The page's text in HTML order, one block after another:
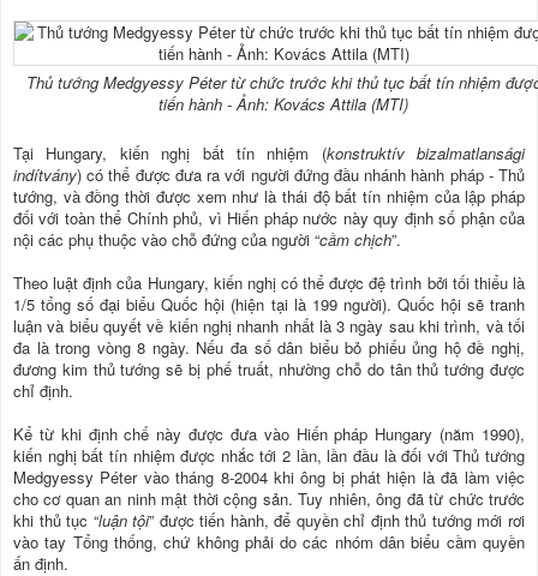
Thủ tướng Medgyessy Péter từ chức trước khi thủ tục bất tín nhiệm
tiến hành - Ảnh: Kovács Attila (MTI)
Tại Hungary, kiến nghị bất tín nhiệm (konstruktív bizalmatlansági
indítvány) có thể được đưa ra với người đứng đầu nhánh hành pháp - Thủ
tướng, và đồng thời được xem như là thái độ bất tín nhiệm của lập pháp
đối với toàn thể Chính phủ, vì Hiến pháp nước này quy định số phận của
nội các phụ thuộc vào chỗ đứng của người “cầm chịch”.
Theo luật định của Hungary, kiến nghị có thể được đệ trình bởi tối thiểu là
1/5 tổng số đại biểu Quốc hội (hiện tại là 199 người). Quốc hội sẽ tranh
luận và biểu quyết về kiến nghị nhanh nhất là 3 ngày sau khi trình, và tối
đa là trong vòng 8 ngày. Nếu đa số dân biểu bỏ phiếu ủng hộ đề nghị,
đương kim thủ tướng sẽ bị phế truất, nhường chỗ do tân thủ tướng được
chỉ định.
Kể từ khi định chế này được đưa vào Hiến pháp Hungary (năm 1990),
kiến nghị bất tín nhiệm được nhắc tới 2 lần, lần đầu là đối với Thủ tướng
Medgyessy Péter vào tháng 8-2004 khi ông bị phát hiện là đã làm việc
cho cơ quan an ninh mật thời cộng sản. Tuy nhiên, ông đã từ chức trước
khi thủ tục “luận tội” được tiến hành, để quyền chỉ định thủ tướng mới rơi
vào tay Tổng thống, chứ không phải do các nhóm dân biểu cầm quyền
ấn định.